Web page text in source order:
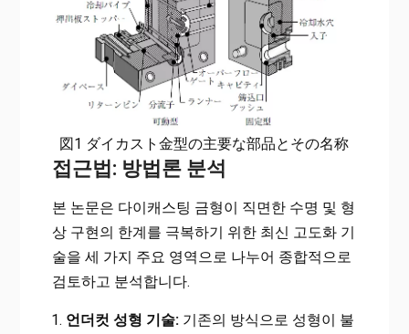
図1 ダイカスト金型の主要な部品とその名称
접근법: 방법론 분석
본 논문은 다이캐스팅 금형이 직면한 수명 및 형
상 구현의 한계를 극복하기 위한 최신 고도화 기
술을 세 가지 주요 영역으로 나누어 종합적으로
검토하고 분석합니다.
언더컷 성형 기술:기존의 방식으로 성형이 불